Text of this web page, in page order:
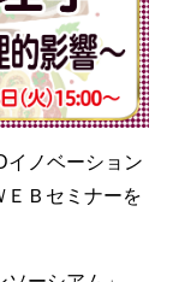
イノベーション
ＥＢセミナーを